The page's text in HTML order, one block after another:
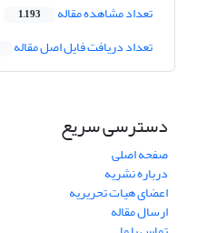
تعداد مشاهده مقاله 1,193
تعداد دریافت فایل اصل مقاله
دسترسی سریع
صفحه اصلی
درباره نشریه
اعضای هیات تحریریه
ارسال مقاله